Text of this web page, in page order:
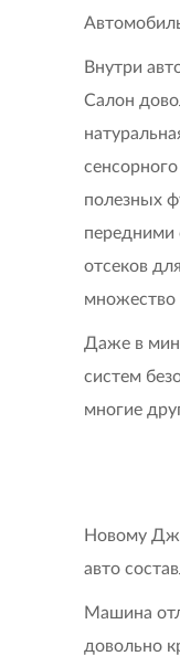
Внутри
Салон
полезных
передними
отсеков
множество
Даже в
систем
многие
Новому
авто
Машина
довольно